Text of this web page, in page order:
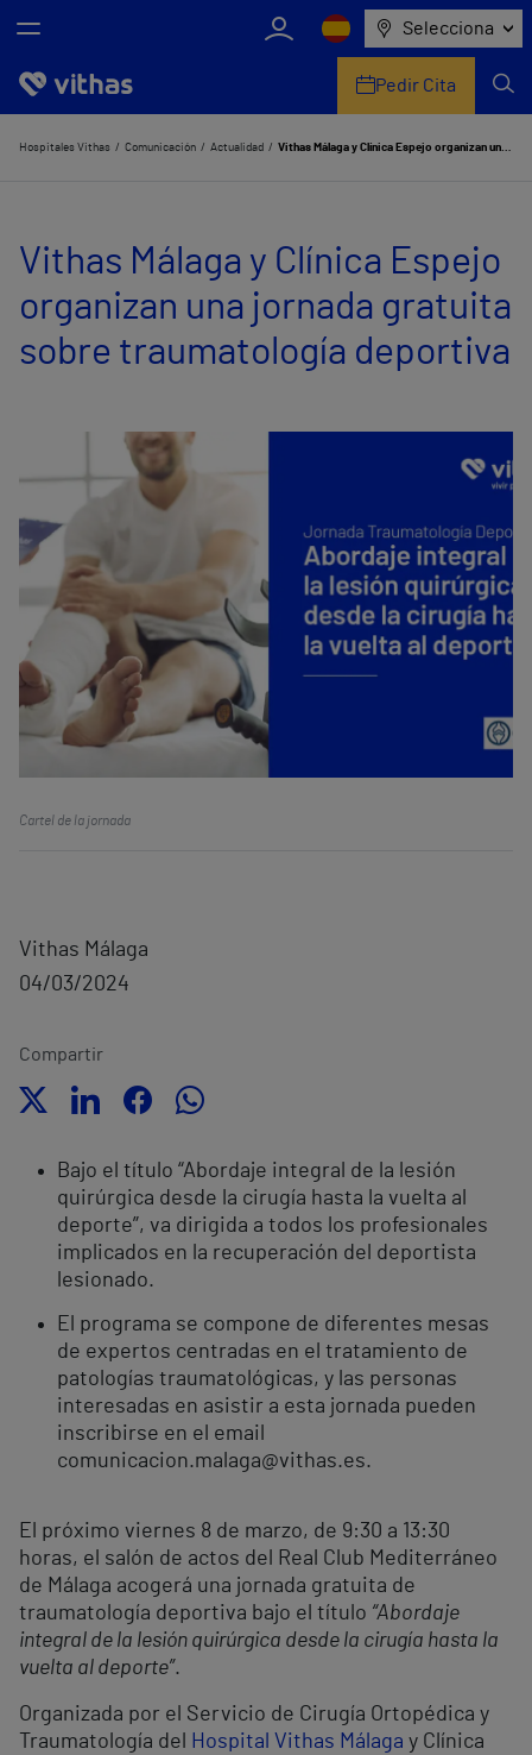
Selecciona
Nosotros
Servicios de salud
Equipo médico y asistencial
Comunicación
Pedir Cita
Hospitales Vithas Comunicación Actualidad Vithas Málaga y Clínica Espejo organizan una jornada gratuita sobre traumatología deportiva
Vithas Málaga y Clínica Espejo
organizan una jornada gratuita
sobre traumatología deportiva
Cartel de la jornada
Vithas Málaga
04/03/2024
Compartir
Bajo el título “Abordaje integral de la lesión
quirúrgica desde la cirugía hasta la vuelta al
deporte”, va dirigida a todos los profesionales
implicados en la recuperación del deportista
lesionado.
El programa se compone de diferentes mesas
de expertos centradas en el tratamiento de
patologías traumatológicas, y las personas
interesadas en asistir a esta jornada pueden
inscribirse en el email
comunicacion.malaga@vithas.es.
El próximo viernes 8 de marzo, de 9:30 a 13:30
horas, el salón de actos del Real Club Mediterráneo
de Málaga acogerá una jornada gratuita de
traumatología deportiva bajo el título “Abordaje
integral de la lesión quirúrgica desde la cirugía hasta la
vuelta al deporte”.
Organizada por el Servicio de Cirugía Ortopédica y
Traumatología del
Hospital Vithas Málaga y Clínica